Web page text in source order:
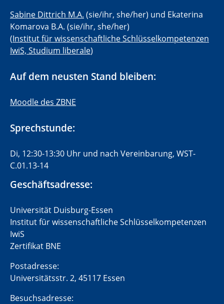
Sabine Dittrich M.A. (sie/ihr, she/her) und Ekaterina
Komarova B.A. (sie/ihr, she/her)
(Institut für wissenschaftliche Schlüsselkompetenzen
IwiS, Studium liberale)
Auf dem neusten Stand bleiben:
Moodle des ZBNE
Sprechstunde:
Di, 12:30-13:30 Uhr und nach Vereinbarung, WST-
C.01.13-14
Geschäftsadresse:
Universität Duisburg-Essen
Institut für wissenschaftliche Schlüsselkompetenzen
IwiS
Zertifikat BNE
Postadresse:
Universitätsstr. 2, 45117 Essen
Besuchsadresse: